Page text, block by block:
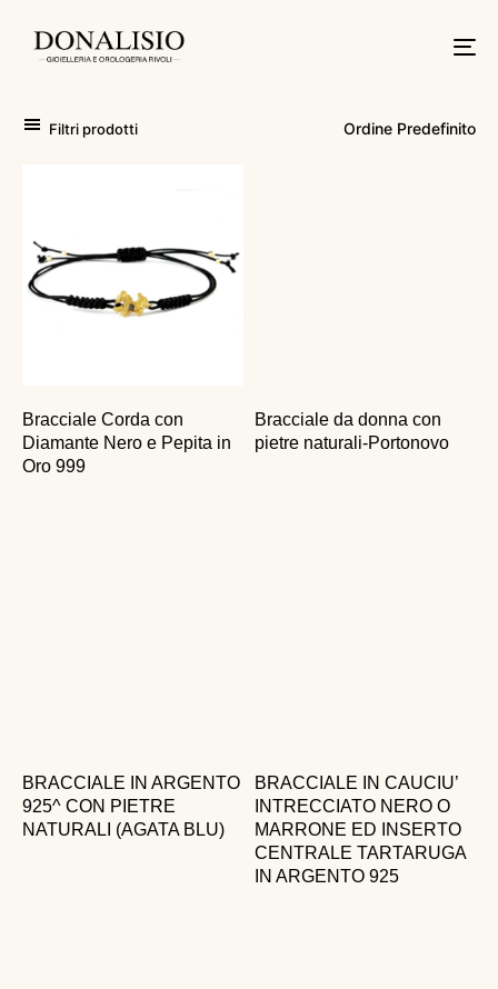
Filtri prodotti
Bracciale Corda con
Diamante Nero e Pepita in
Oro 999
Bracciale da donna con
pietre naturali-Portonovo
BRACCIALE IN ARGENTO
925^ CON PIETRE
NATURALI (AGATA BLU)
BRACCIALE IN CAUCIU’
INTRECCIATO NERO O
MARRONE ED INSERTO
CENTRALE TARTARUGA
IN ARGENTO 925